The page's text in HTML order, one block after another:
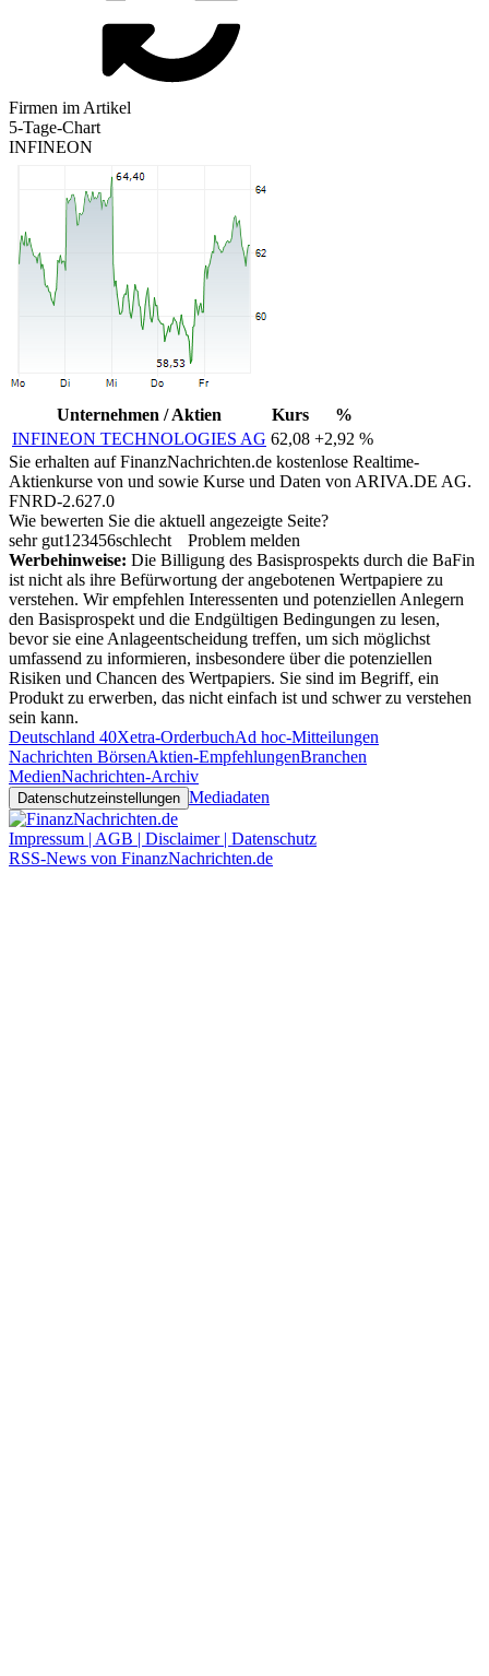
Firmen im Artikel
5-Tage-Chart
INFINEON
Unternehmen / Aktien Kurs
%
INFINEON TECHNOLOGIES AG 62,08 +2,92 %
Sie erhalten auf FinanzNachrichten.de kostenlose Realtime-
Aktienkurse von und sowie Kurse und Daten von ARIVA.DE AG.
FNRD-2.627.0
Wie bewerten Sie die aktuell angezeigte Seite?
sehr gut1 23456schlecht
Problem melden
Werbehinweise: Die Billigung des Basisprospekts durch die BaFin
ist nicht als ihre Befürwortung der angebotenen Wertpapiere zu
verstehen. Wir empfehlen Interessenten und potenziellen Anlegern
den Basisprospekt und die Endgültigen Bedingungen zu lesen,
bevor sie eine Anlageentscheidung treffen, um sich möglichst
umfassend zu informieren, insbesondere über die potenziellen
Risiken und Chancen des Wertpapiers. Sie sind im Begriff, ein
Produkt zu erwerben, das nicht einfach ist und schwer zu verstehen
sein kann.
Deutschland 40Xetra-OrderbuchAd hoc-Mitteilungen
Nachrichten BörsenAktien-EmpfehlungenBranchen
MedienNachrichten-Archiv
Datenschutzeinstellungen Mediadaten
Impressum | AGB | Disclaimer | Datenschutz
RSS-News von FinanzNachrichten.de